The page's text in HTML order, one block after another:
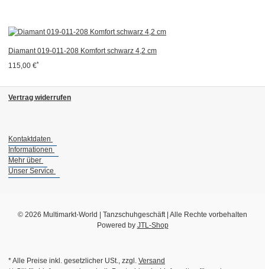
Diamant 019-011-208 Komfort schwarz 4,2 cm
115,00 €*
Vertrag widerrufen
Kontaktdaten
Informationen
Mehr über
Unser Service
© 2026 Multimarkt-World | Tanzschuhgeschäft | Alle Rechte vorbehalten
Powered by JTL-Shop
* Alle Preise inkl. gesetzlicher USt., zzgl. Versand